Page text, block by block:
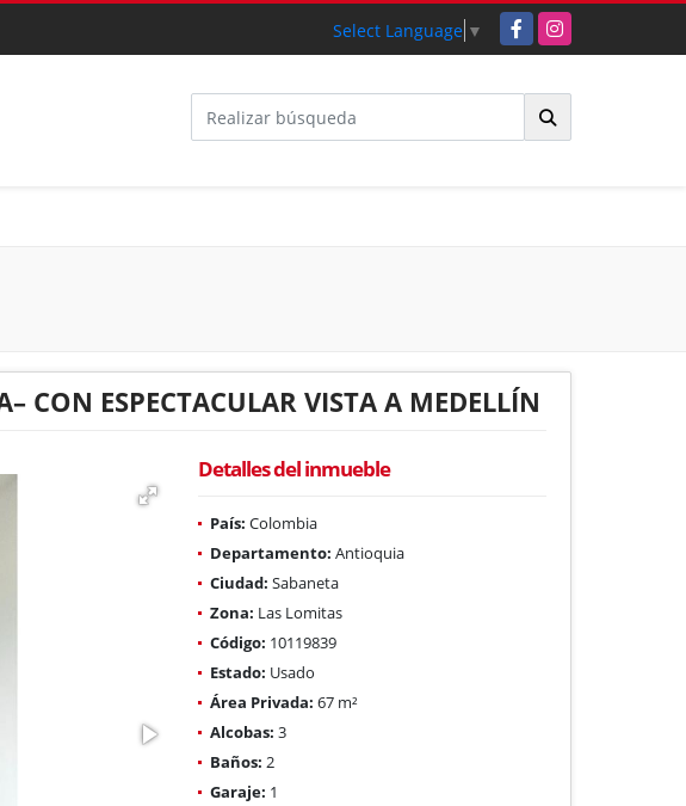
Select Language ▼ FacebookInstagram
CON ESPECTACULAR VISTA A MEDELLÍN
Detalles del inmueble
País: Colombia
Departamento: Antioquia
Ciudad: Sabaneta
Zona: Las Lomitas
Código: 10119839
Estado: Usado
Área Privada: 67 m²
Alcobas: 3
Baños: 2
Garaje: 1